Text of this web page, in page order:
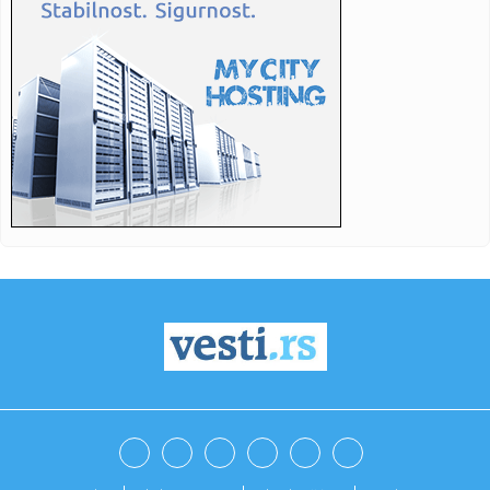
20:37:
gol i prekin...
20:31:Veliki posao Zvezde – stiže jedan od Realovih projekata
20:31:Iran: "Vreme je"
20:31:Motociklista poginuo u teškoj saobraćajnoj nezgodi
Požar u Italjiji, evakuisani turisti i stanovnici
Iran postavio uslove za otvaranje Ormuskog moreuza